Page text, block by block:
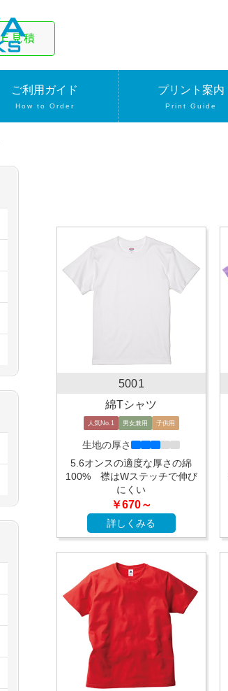
見積
ご利用ガイド
How to Order
プリント案内
Print Guide
5001
綿Tシャツ
人気No.1 男女兼用 子供用
生地の厚さ
5.6オンスの適度な厚さの綿
100% 襟はWステッチで伸び
にくい
￥670～
詳しくみる